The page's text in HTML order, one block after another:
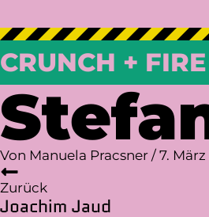
CRUNCH +
Von Manuela Pracsner / 7. März
Beitragsnavigation
Zurück
Joachim Jaud